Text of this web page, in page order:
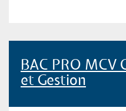
BAC PRO MCV
et Gestion